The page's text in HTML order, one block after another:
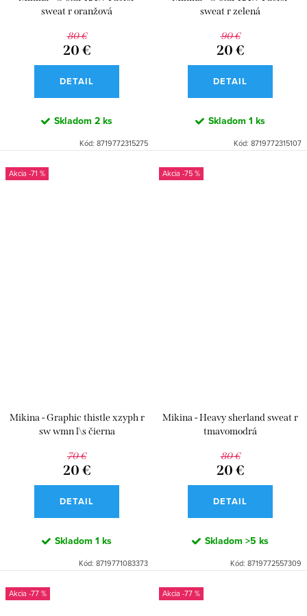
sweat r oranžová
80 €
20 €
DETAIL
Skladom 2 ks
Kód: 8719772315275
sweat r zelená
90 €
20 €
DETAIL
Skladom 1 ks
Kód: 8719772315107
-71 %
Mikina - Graphic thistle xzyph r
sw wmn l\s čierna
70 €
20 €
DETAIL
Skladom 1 ks
Kód: 8719771083373
-75 %
Mikina - Heavy sherland sweat r
tmavomodrá
80 €
20 €
DETAIL
Skladom >5 ks
Kód: 8719772557309
-77 % -77 %